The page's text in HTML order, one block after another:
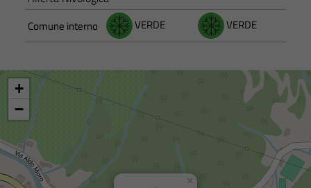
Comune interno VERDE VERDE
×
+
−